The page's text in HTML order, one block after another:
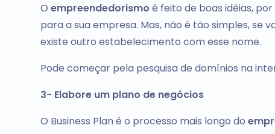
O empreendedorismo é feito de boas idéias,
para a sua empresa. Mas, não é tão simples, se
existe outro estabelecimento com esse nome.
Pode começar pela pesquisa de domínios na
3- Elabore um plano de negócios
O Business Plan é o processo mais longo do